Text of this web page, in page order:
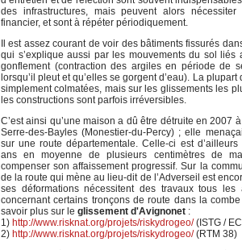
des infrastructures, mais peuvent alors
financier, et sont à répéter périodiquement.
Il est assez courant de voir des bâtiments fissurés
qui s’explique aussi par les mouvements du sol liés
gonflement (contraction des argiles en période de
lorsqu’il pleut et qu’elles se gorgent d’eau). La
simplement colmatées, mais sur les glissements les
les constructions sont parfois irréversibles.
C’est ainsi qu’une maison a dû être détruite en 2007
Serre-des-Bayles (Monestier-du-Percy) ; elle
sur une route départementale. Celle-ci est
ans en moyenne de plusieurs centimètres de
compenser son affaissement progressif. Sur la
de la route qui mène au lieu-dit de l’Adverseil est
ses déformations nécessitent des travaux tous
concernant certains tronçons de route dans la
savoir plus sur le glissement d'Avignonet :
1) http://www.risknat.org/projets/riskydrogeo/(ISTG /
2) http://www.risknat.org/projets/riskydrogeo/(RTM 38)